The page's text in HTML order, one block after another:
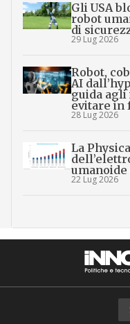
Gli USA
robot
di
29 Lug 2026
Robot,
AI
guida
evitare in
28 Lug 2026
La
umanoide
22 Lug 2026